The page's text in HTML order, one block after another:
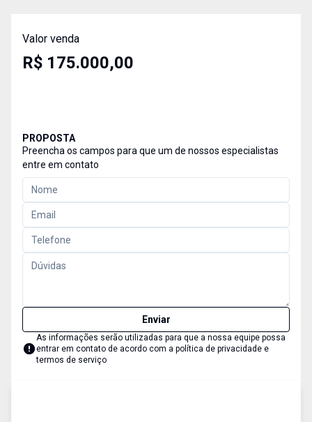
Valor venda
R$ 175.000,00
PROPOSTA
Preencha os campos para que um de nossos especialistas
entre em contato
Enviar
As informações serão utilizadas para que a nossa equipe possa
entrar em contato de acordo com a política de privacidade e
termos de serviço